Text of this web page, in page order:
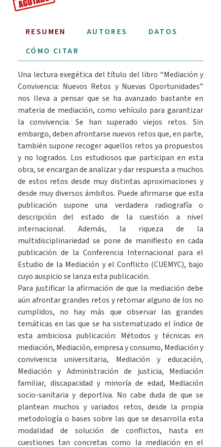
RESUMEN AUTORES
DATOS
CÓMO CITAR
Una lectura exegética del título del libro “Mediación y
Convivencia: Nuevos Retos y Nuevas Oportunidades”
nos lleva a pensar que se ha avanzado bastante en
materia de mediación, como vehículo para garantizar
la convivencia. Se han superado viejos retos. Sin
embargo, deben afrontarse nuevos retos que, en parte,
también supone recoger aquellos retos ya propuestos
y no logrados. Los estudiosos que participan en esta
obra, se encargan de analizar y dar respuesta a muchos
de estos retos desde muy distintas aproximaciones y
desde muy diversos ámbitos. Puede afirmarse que esta
publicación supone una verdadera radiografía o
descripción del estado de la cuestión a nivel
internacional. Además, la riqueza de la
multidisciplinariedad se pone de manifiesto en cada
publicación de la Conferencia Internacional para el
Estudio de la Mediación y el Conflicto (CUEMYC), bajo
cuyo auspicio se lanza esta publicación.
Para justificar la afirmación de que la mediación debe
aún afrontar grandes retos y retomar alguno de los no
cumplidos, no hay más que observar las grandes
temáticas en las que se ha sistematizado el índice de
esta ambiciosa publicación: Métodos y técnicas en
mediación, Mediación, empresa y consumo, Mediación y
convivencia universitaria, Mediación y educación,
Mediación y Administración de justicia, Mediación
familiar, discapacidad y minoría de edad, Mediación
socio-sanitaria y deportiva. No cabe duda de que se
plantean muchos y variados retos, desde la propia
metodología o bases sobre las que se desarrolla esta
modalidad de solución de conflictos, hasta en
cuestiones tan concretas como la mediación en el